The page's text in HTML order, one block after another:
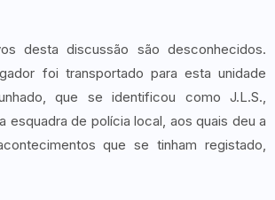
desta discussão são desconhecidos.
foi transportado para esta unidade
que se identificou como J.L.S.,
esquadra de polícia local, aos quais deu a
que se tinham registado,